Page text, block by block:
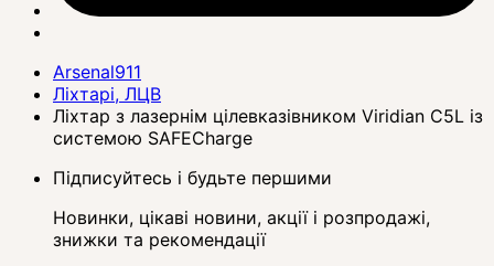
Arsenal911
Ліхтарі, ЛЦВ
Ліхтар з лазернім цілевказівником Viridian C5L із
системою SAFECharge
Підписуйтесь і будьте першими
Новинки, цікаві новини, акції і розпродажі,
знижки та рекомендації